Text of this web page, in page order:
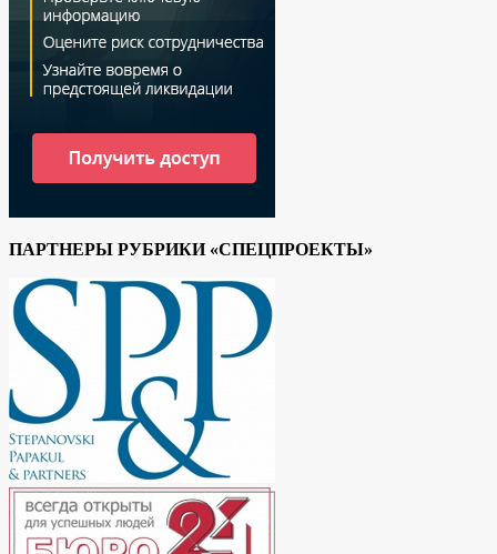
ПАРТНЕРЫ РУБРИКИ «СПЕЦПРОЕКТЫ»